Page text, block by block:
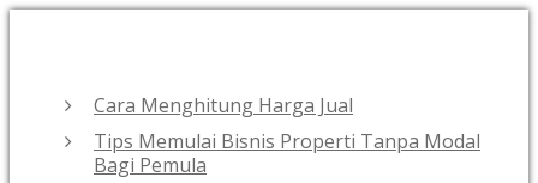
Cara Menghitung Harga Jual
Tips Memulai Bisnis Properti Tanpa Modal
Bagi Pemula